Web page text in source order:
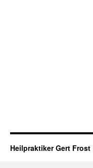
Heilpraktiker Gert Frost